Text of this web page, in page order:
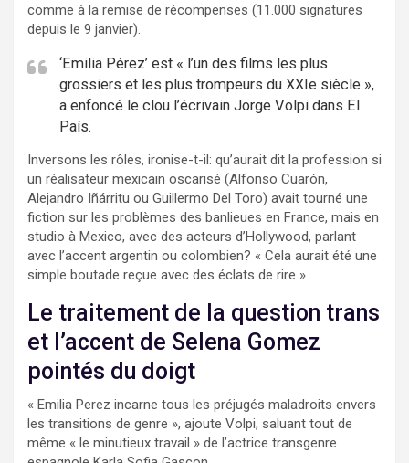
comme à la remise de récompenses (11.000 signatures
depuis le 9 janvier).
‘Emilia Pérez’ est « l’un des films les plus
grossiers et les plus trompeurs du XXIe siècle »,
a enfoncé le clou l’écrivain Jorge Volpi dans El
País.
Inversons les rôles, ironise-t-il: qu’aurait dit la profession si
un réalisateur mexicain oscarisé (Alfonso Cuarón,
Alejandro Iñárritu ou Guillermo Del Toro) avait tourné une
fiction sur les problèmes des banlieues en France, mais en
studio à Mexico, avec des acteurs d’Hollywood, parlant
avec l’accent argentin ou colombien? « Cela aurait été une
simple boutade reçue avec des éclats de rire ».
Le traitement de la question trans
et l’accent de Selena Gomez
pointés du doigt
« Emilia Perez incarne tous les préjugés maladroits envers
les transitions de genre », ajoute Volpi, saluant tout de
même « le minutieux travail » de l’actrice transgenre